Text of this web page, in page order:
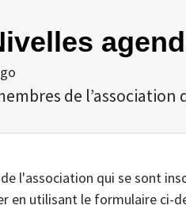
de
l'association qui se sont
en utilisant le formulaire ci-